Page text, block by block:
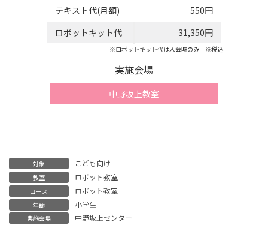
テキスト代(月額)
550円
ロボットキット代
31,350円
※ロボットキット代は入会時のみ ※税込
実施会場
中野坂上教室
対象 こども向け
教室 ロボット教室
コース ロボット教室
年齢 小学生
実施会場 中野坂上センター